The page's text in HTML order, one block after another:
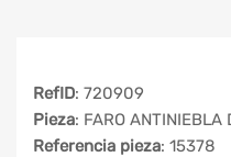
RefID: 720909
Pieza: FARO ANTINIEBLA
Referencia pieza: 15378